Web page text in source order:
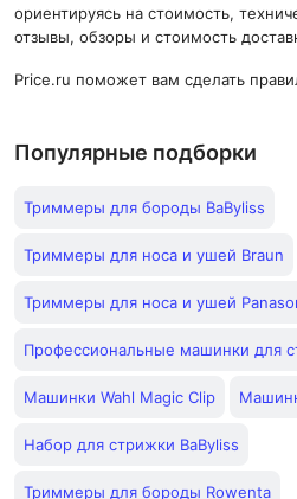
ориентируясь на стоимость,
отзывы, обзоры и стоимость
Price.ru поможет вам сделать
Популярные подборки
Триммеры для бороды BaByliss
Триммеры для носа и ушей Braun
Триммеры для носа и ушей
Профессиональные машинки для
Машинки Wahl Magic Clip
Набор для стрижки BaByliss
Триммеры для бороды Rowenta